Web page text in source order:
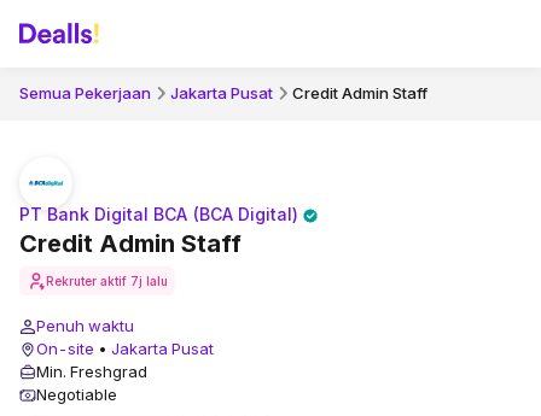
Semua Pekerjaan Jakarta Pusat Credit Admin Staff
Credit Admin Staff
PT Bank Digital BCA (BCA Digital)
Rekruter aktif 7j lalu
Penuh waktu
On-site • Jakarta Pusat
Min. Freshgrad
Negotiable